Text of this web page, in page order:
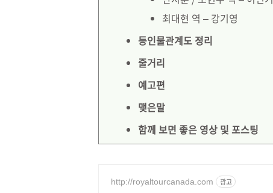
최대현 역 – 강기영
등인물관계도 정리
줄거리
예고편
맺은말
함께 보면 좋은 영상 및 포스팅
http://royaltourcanada.com 광고